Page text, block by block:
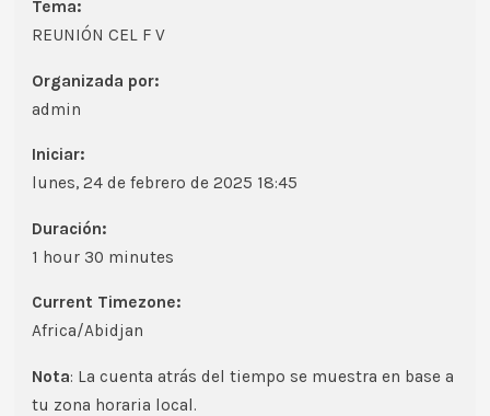
Tema:
REUNIÓN CEL F V
Organizada por:
admin
Iniciar:
lunes, 24 de febrero de 2025 18:45
Duración:
1 hour 30 minutes
Current Timezone:
Africa/Abidjan
Nota: La cuenta atrás del tiempo se muestra en base a
tu zona horaria local.